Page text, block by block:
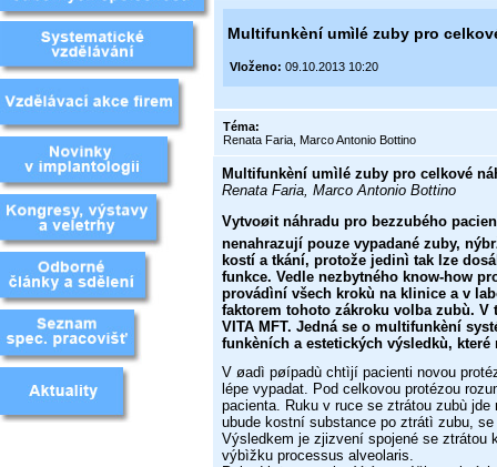
Multifunkèní umìlé zuby pro
Vloženo: 09.10.2013 10:20
Téma:
Renata Faria, Marco Antonio Bottino
Multifunkèní umìlé zuby pro celkové
Renata Faria, Marco Antonio Bottino
Vytvoøit náhradu pro bezzubého
nenahrazují pouze vypadané zuby,
kostí a tkání, protože jedinì tak lze
funkce. Vedle nezbytného know-how
provádìní všech krokù na klinice a v
faktorem tohoto zákroku volba zubù.
VITA MFT. Jedná se o multifunkèní
funkèních a estetických výsledkù,
V øadì pøípadù chtìjí pacienti novou
lépe vypadat. Pod celkovou protézou
pacienta. Ruku v ruce se ztrátou zubù jde
ubude kostní substance po ztrátì zubu,
Výsledkem je zjizvení spojené se ztrátou
výbìžku processus alveolaris.